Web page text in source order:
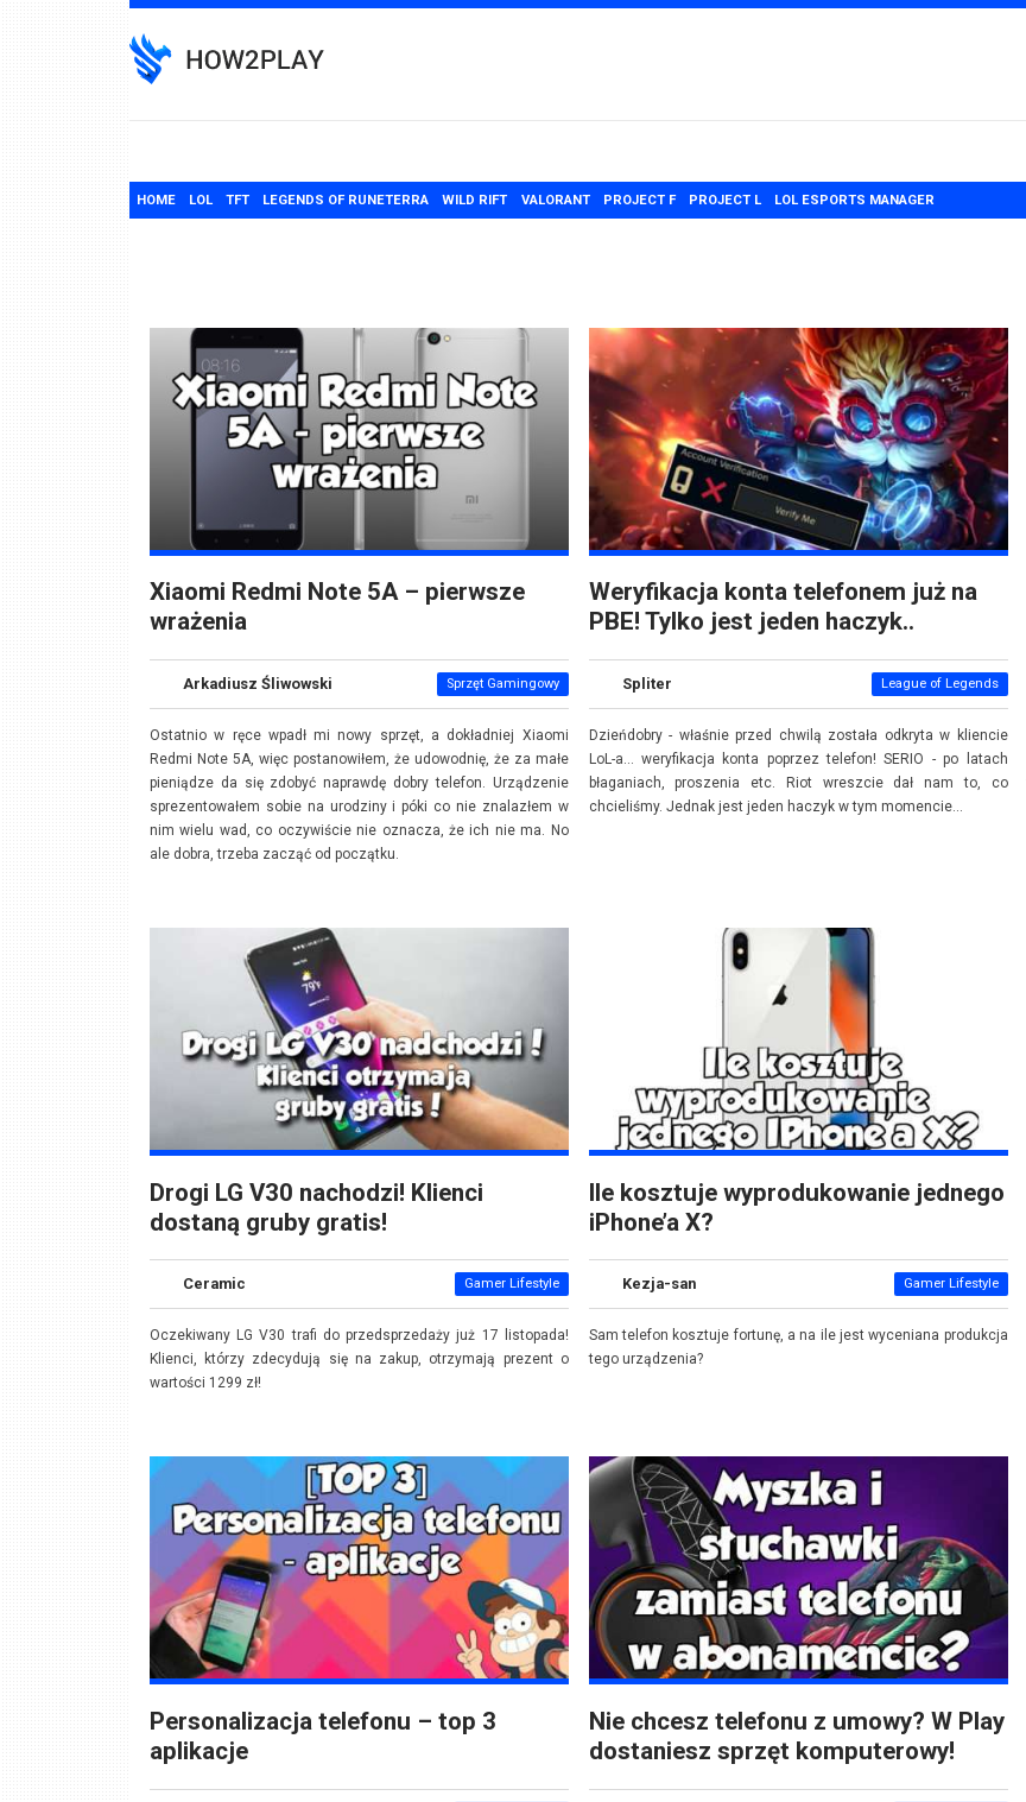
to
content
HOME LOL TFT LEGENDS OF RUNETERRA WILD RIFT VALORANT PROJECT F PROJECT L LOL ESPORTS MANAGER
Xiaomi Redmi Note 5A – pierwsze
wrażenia
Arkadiusz Śliwowski Sprzęt Gamingowy
Ostatnio w ręce wpadł mi nowy sprzęt, a dokładniej Xiaomi
Redmi Note 5A, więc postanowiłem, że udowodnię, że za małe
pieniądze da się zdobyć naprawdę dobry telefon. Urządzenie
sprezentowałem sobie na urodziny i póki co nie znalazłem w
nim wielu wad, co oczywiście nie oznacza, że ich nie ma. No
ale dobra, trzeba zacząć od początku.
Weryfikacja konta telefonem już na
PBE! Tylko jest jeden haczyk..
Spliter League of Legends
Dzieńdobry - właśnie przed chwilą została odkryta w kliencie
LoL-a... weryfikacja konta poprzez telefon! SERIO - po latach
błaganiach, proszenia etc. Riot wreszcie dał nam to, co
chcieliśmy. Jednak jest jeden haczyk w tym momencie...
Drogi LG V30 nachodzi! Klienci
dostaną gruby gratis!
Ceramic Gamer Lifestyle
Oczekiwany LG V30 trafi do przedsprzedaży już 17 listopada!
Klienci, którzy zdecydują się na zakup, otrzymają prezent o
wartości 1299 zł!
Ile kosztuje wyprodukowanie jednego
iPhone’a X?
Kezja-san Gamer Lifestyle
Sam telefon kosztuje fortunę, a na ile jest wyceniana produkcja
tego urządzenia?
Personalizacja telefonu – top 3
aplikacje
Nie chcesz telefonu z umowy? W Play
dostaniesz sprzęt komputerowy!